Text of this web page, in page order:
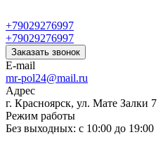
+79029276997
+79029276997
Заказать звонок
E-mail
mr-pol24@mail.ru
Адрес
г. Красноярск, ул. Мате Залки 7
Режим работы
Без выходных: с 10:00 до 19:00